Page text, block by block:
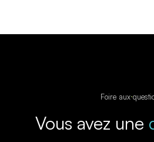
Foire aux
Vous avez une